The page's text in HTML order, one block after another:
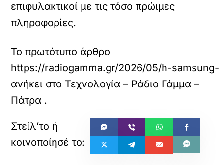
επιφυλακτικοί με τις τόσο πρώιμες
πληροφορίες.
Το πρωτότυπο άρθρο
https://radiogamma.gr/2026/05/h-
ανήκει στο Τεχνολογία – Ράδιο Γάμμα –
Πάτρα .